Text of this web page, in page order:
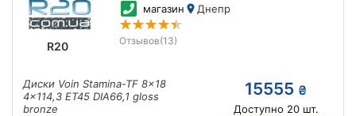
R20
магазин Днепр
Отзывов(13)
Диски Voin Stamina-TF 8x18
4x114,3 ET45 DIA66,1 gloss
bronze
15555 ₴
Доступно 20шт.